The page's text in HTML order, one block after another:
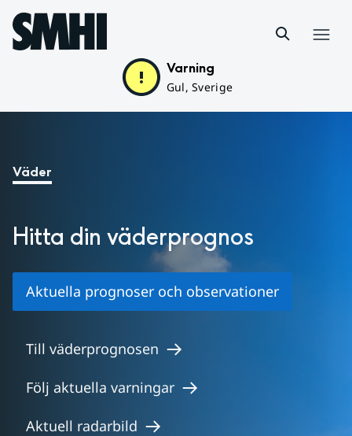
Hoppa till sidans innehåll
Varning
Gul, Sverige
Väder
Hitta din väder­prognos
Aktuella prognoser och observationer
Till väderprognosen
Följ aktuella varningar
Aktuell radarbild